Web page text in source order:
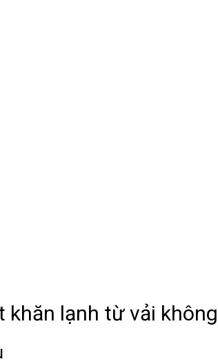
khăn lạnh từ vải